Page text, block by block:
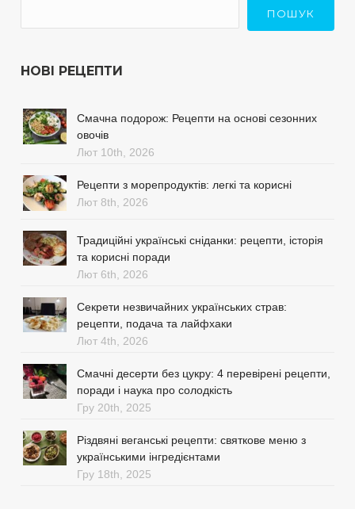
ПОШУК
НОВІ РЕЦЕПТИ
Смачна подорож: Рецепти на основі сезонних
овочів
Лют 10th, 2026
Рецепти з морепродуктів: легкі та корисні
Лют 8th, 2026
Традиційні українські сніданки: рецепти, історія
та корисні поради
Лют 6th, 2026
Секрети незвичайних українських страв:
рецепти, подача та лайфхаки
Лют 4th, 2026
Смачні десерти без цукру: 4 перевірені рецепти,
поради і наука про солодкість
Гру 20th, 2025
Різдвяні веганські рецепти: святкове меню з
українськими інгредієнтами
Гру 18th, 2025